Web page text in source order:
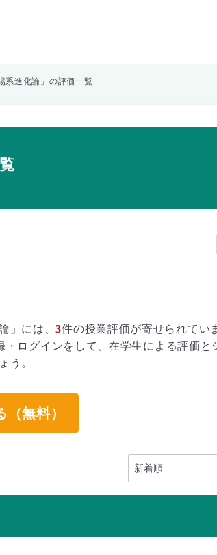
系進化論」の評価一覧
」には、3件の授業評価が寄せられてい
・ログインをして、在学生による評価と
う。
無料）